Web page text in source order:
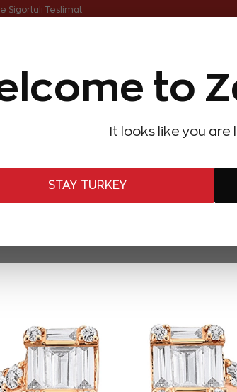
to
It looks like you are
STAY TURKEY
Sigortalı Teslimat
Aynı Gün Kargo Çok Satanlar Hediye